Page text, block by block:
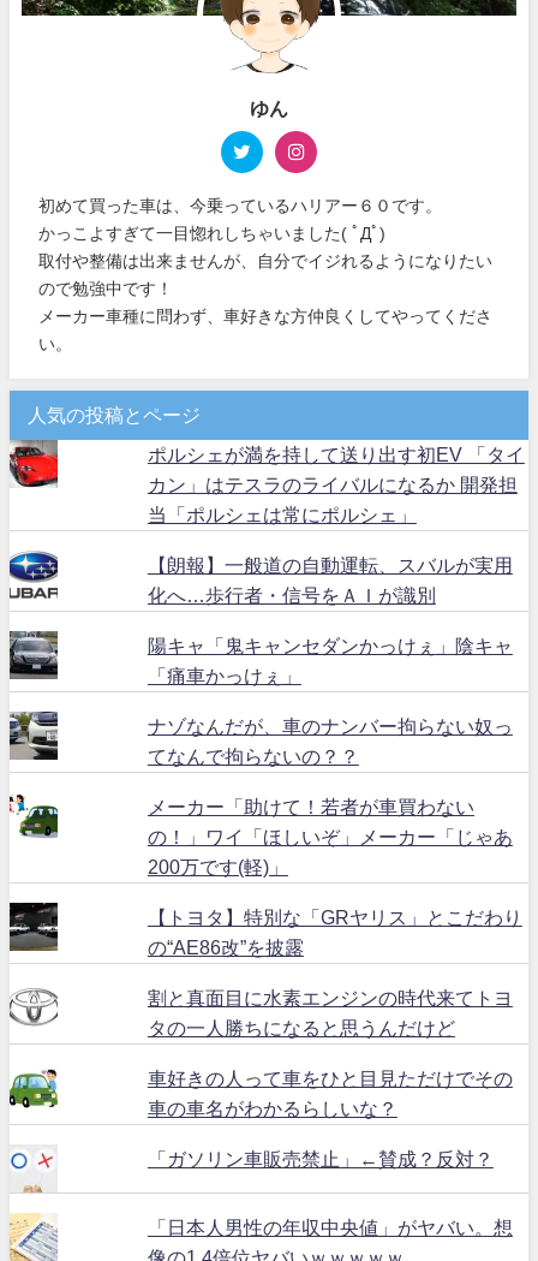
ゆん
初めて買った車は、今乗っているハリアー６０です。
かっこよすぎて一目惚れしちゃいました( ﾟДﾟ)
取付や整備は出来ませんが、自分でイジれるようになりたい
ので勉強中です！
メーカー車種に問わず、車好きな方仲良くしてやってくださ
い。
人気の投稿とページ
ポルシェが満を持して送り出す初EV 「タイ
カン」はテスラのライバルになるか 開発担
当「ポルシェは常にポルシェ」
【朗報】一般道の自動運転、スバルが実用
化へ…歩行者・信号をＡＩが識別
陽キャ「鬼キャンセダンかっけぇ」陰キャ
「痛車かっけぇ」
ナゾなんだが、車のナンバー拘らない奴っ
てなんで拘らないの？？
メーカー「助けて！若者が車買わない
の！」ワイ「ほしいぞ」メーカー「じゃあ
200万です(軽)」
【トヨタ】特別な「GRヤリス」とこだわり
の“AE86改”を披露
割と真面目に水素エンジンの時代来てトヨ
タの一人勝ちになると思うんだけど
車好きの人って車をひと目見ただけでその
車の車名がわかるらしいな？
「ガソリン車販売禁止」←賛成？反対？
「日本人男性の年収中央値」がヤバい。想
像の1.4倍位ヤバいｗｗｗｗｗ